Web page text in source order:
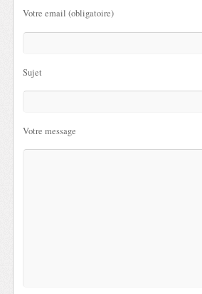
Votre email (obligatoire)
Sujet
Votre message